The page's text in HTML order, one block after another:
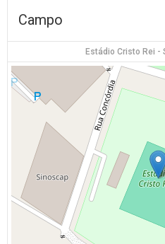
Campo
Estádio Cristo Rei -